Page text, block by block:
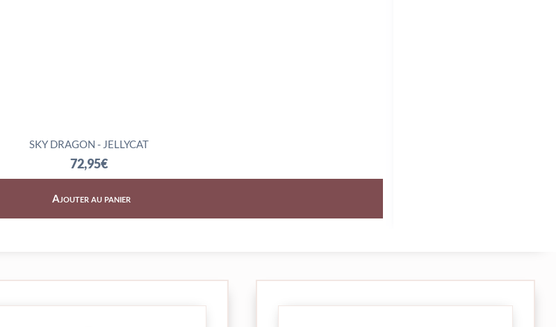
SKY DRAGON - JELLYCAT
72,95€
Ajouter au panier